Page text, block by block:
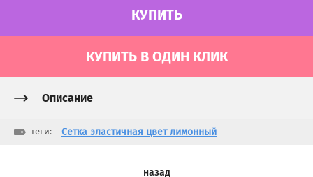
КУПИТЬ
КУПИТЬ В ОДИН КЛИК
Описание
теги: Сетка эластичная цвет лимонный
назад